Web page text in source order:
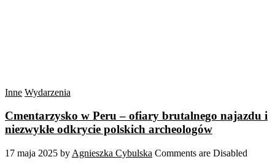
Inne Wydarzenia
Cmentarzysko w Peru – ofiary brutalnego najazdu i
niezwykłe odkrycie polskich archeologów
17 maja 2025 by Agnieszka Cybulska Comments are Disabled